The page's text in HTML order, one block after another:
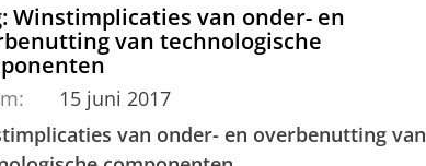
Winstimplicaties van onder- en
van technologische
15 juni 2017
van onder- en overbenutting van